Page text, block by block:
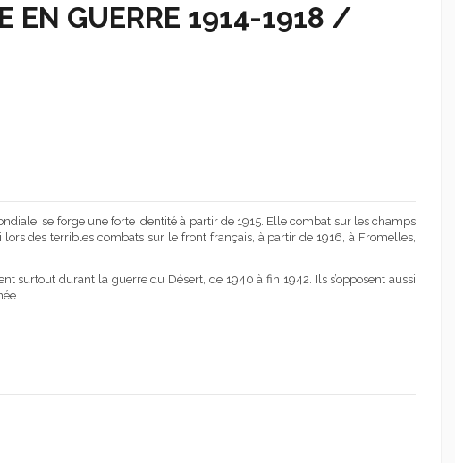
EN GUERRE 1914-1918 /
se forge une forte identité à partir de 1915. Elle combat sur les champs
des terribles combats sur le front français, à partir de 1916, à Fromelles,
surtout durant la guerre du Désert, de 1940 à fin 1942. Ils s’opposent aussi